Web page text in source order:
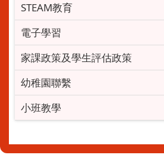
STEAM教育
電子學習
家課政策及學生評估政策
幼稚園聯繫
小班教學